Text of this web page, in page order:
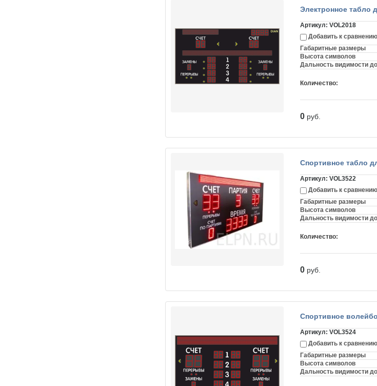
Электронное табло
Артикул: VOL2018
Добавить к сравнению
Габаритные размеры
Высота символов
Дальность видимости до
Количество:
0 руб.
Спортивное табло
Артикул: VOL3522
Добавить к сравнению
Габаритные размеры
Высота символов
Дальность видимости до
Количество:
0 руб.
Спортивное
Артикул: VOL3524
Добавить к сравнению
Габаритные размеры
Высота символов
Дальность видимости до